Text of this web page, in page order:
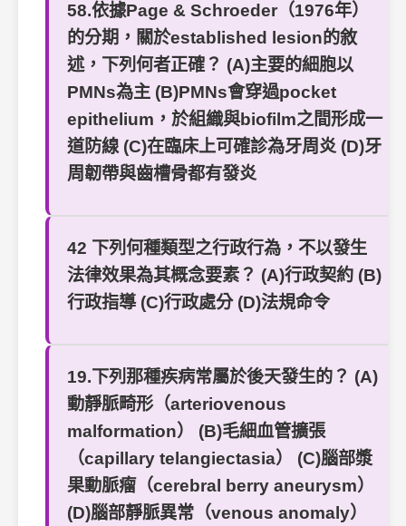
58.依據Page & Schroeder（1976年）
的分期，關於established lesion的敘
述，下列何者正確？ (A)主要的細胞以
PMNs為主 (B)PMNs會穿過pocket
epithelium，於組織與biofilm之間形成一
道防線 (C)在臨床上可確診為牙周炎 (D)牙
周韌帶與齒槽骨都有發炎
42 下列何種類型之行政行為，不以發生
法律效果為其概念要素？ (A)行政契約 (B)
行政指導 (C)行政處分 (D)法規命令
19.下列那種疾病常屬於後天發生的？ (A)
動靜脈畸形（arteriovenous
malformation） (B)毛細血管擴張
（capillary telangiectasia） (C)腦部漿
果動脈瘤（cerebral berry aneurysm）
(D)腦部靜脈異常（venous anomaly）